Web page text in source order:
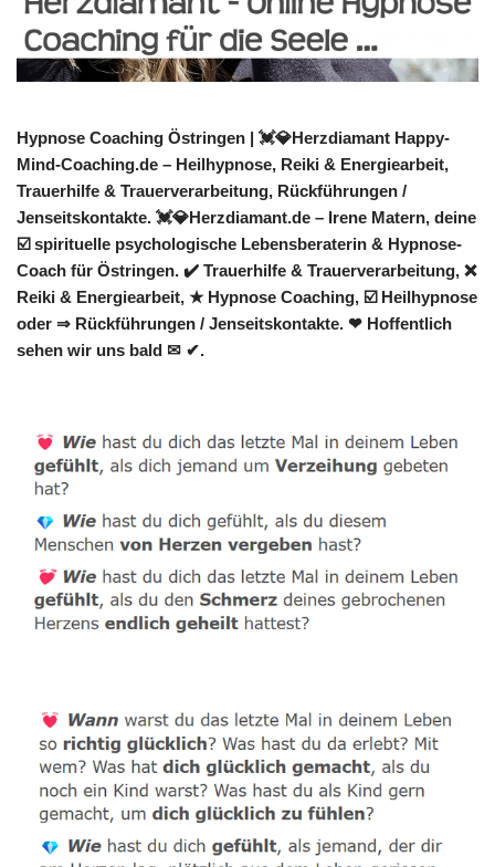
Hypnose Coaching Östringen | 💓️💎Herzdiamant Happy-
Mind-Coaching.de – Heilhypnose, Reiki & Energiearbeit,
Trauerhilfe & Trauerverarbeitung, Rückführungen /
Jenseitskontakte. 💓️💎Herzdiamant.de – Irene Matern, deine
☑️ spirituelle psychologische Lebensberaterin & Hypnose-
Coach für Östringen. ✔️ Trauerhilfe & Trauerverarbeitung, ❌
Reiki & Energiearbeit, ★ Hypnose Coaching, ☑️ Heilhypnose
oder ⇒ Rückführungen / Jenseitskontakte. ❤ Hoffentlich
sehen wir uns bald ✉ ✔.